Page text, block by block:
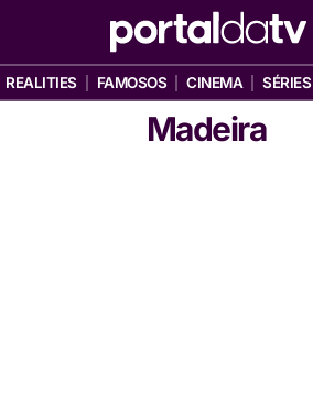
REALITIES FAMOSOS CINEMA SÉRIES
Madeira